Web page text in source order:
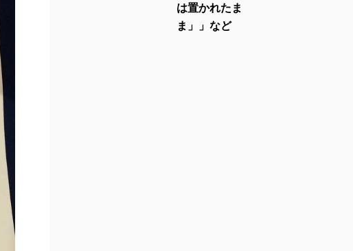
は置かれたま
ま」」など